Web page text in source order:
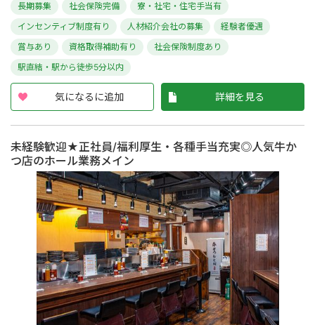
長期募集 社会保険完備
寮・社宅・住宅手当有
インセンティブ制度有り
人材紹介会社の募集
経験者優遇
賞与あり
資格取得補助有り
社会保険制度あり
駅直結・駅から徒歩5分以内
気になるに追加 詳細を見る
未経験歓迎★正社員/福利厚生・各種手当充実◎人気牛か
つ店のホール業務メイン